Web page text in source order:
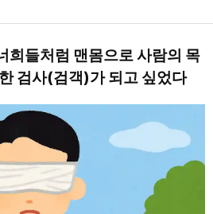
희들처럼 맨몸으로 사람의 목
검사(검객)가 되고 싶었다